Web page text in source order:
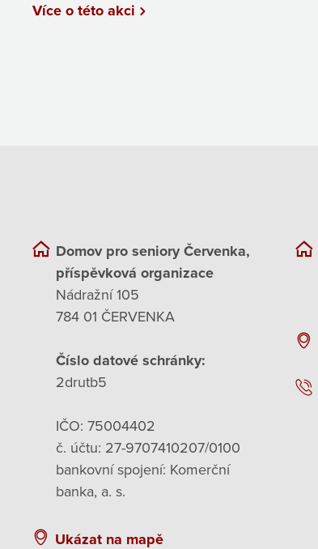
Více o této akci
Domov pro seniory Červenka,
příspěvková organizace
Nádražní 105
784 01 ČERVENKA
Číslo datové schránky:
2drutb5
IČO: 75004402
č. účtu: 27-9707410207/0100
bankovní spojení: Komerční
banka, a. s.
Ukázat na mapě